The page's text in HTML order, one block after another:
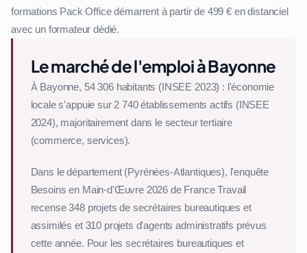
formations Pack Office démarrent à partir de 499 € en distanciel
avec un formateur dédié.
Le marché de l'emploi à Bayonne
À Bayonne, 54 306 habitants (INSEE 2023) : l'économie
locale s'appuie sur 2 740 établissements actifs (INSEE
2024), majoritairement dans le secteur tertiaire
(commerce, services).
Dans le département (Pyrénées-Atlantiques), l'enquête
Besoins en Main-d'Œuvre 2026 de France Travail
recense 348 projets de secrétaires bureautiques et
assimilés et 310 projets d'agents administratifs prévus
cette année. Pour les secrétaires bureautiques et